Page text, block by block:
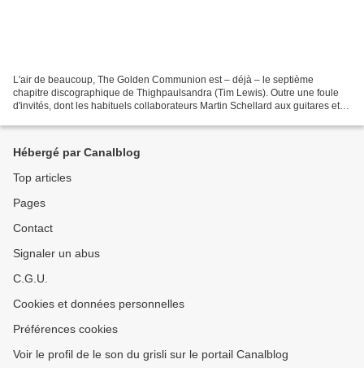
L'air de beaucoup, The Golden Communion est – déjà – le septième
chapitre discographique de Thighpaulsandra (Tim Lewis). Outre une foule
d'invités, dont les habituels collaborateurs Martin Schellard aux guitares et à
Hébergé par Canalblog
Top articles
Pages
Contact
Signaler un abus
C.G.U.
Cookies et données personnelles
Préférences cookies
Voir le profil de le son du grisli sur le portail Canalblog